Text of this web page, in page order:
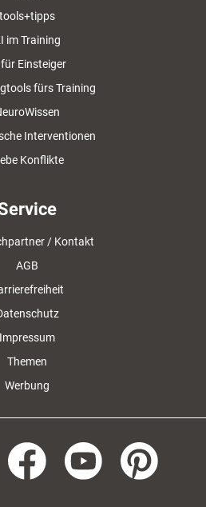
tools+tipps
im Training
für Einsteiger
fürs Training
Interventionen
Konflikte
/ Kontakt
AGB
Impressum
Themen
Werbung